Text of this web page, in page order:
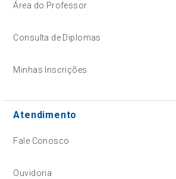
Área do Professor
Consulta de Diplomas
Minhas Inscrições
Atendimento
Fale Conosco
Ouvidoria